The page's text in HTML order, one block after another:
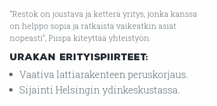
“Restok on joustava ja ketterä yritys, jonka kanssa
on helppo sopia ja ratkaista vaikeatkin asiat
nopeasti”, Piispa kiteyttää yhteistyön.
Urakan erityispiirteet:
Vaativa lattiarakenteen peruskorjaus.
Sijainti Helsingin ydinkeskustassa.